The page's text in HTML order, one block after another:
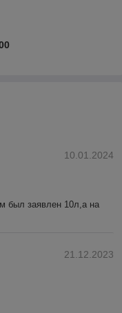
10.01.2024
был заявлен 10л,а на
21.12.2023